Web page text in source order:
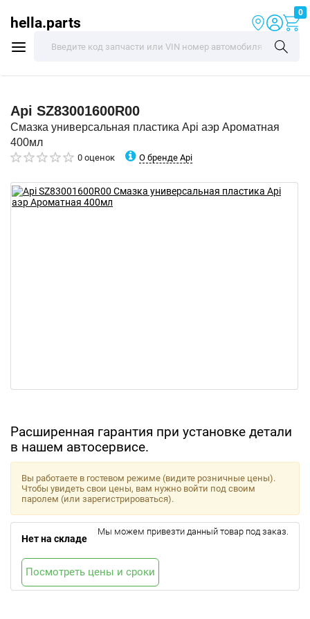
hella.parts
0
Api SZ83001600R00
Смазка универсальная пластика Api аэр Ароматная
400мл
0 оценок О бренде Api
Расширенная гарантия при установке детали
в нашем автосервисе.
Вы работаете в гостевом режиме (видите розничные цены).
Чтобы увидеть свои цены, вам нужно войти под своим
паролем (или зарегистрироваться).
Нет на складе
Мы можем привезти данный товар под заказ.
Посмотреть цены и сроки